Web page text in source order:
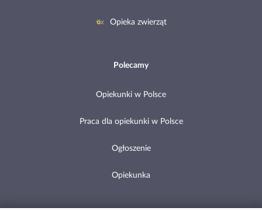
Opieka zwierząt
Polecamy
Opiekunki w Polsce
Praca dla opiekunki w Polsce
Ogłoszenie
Opiekunka